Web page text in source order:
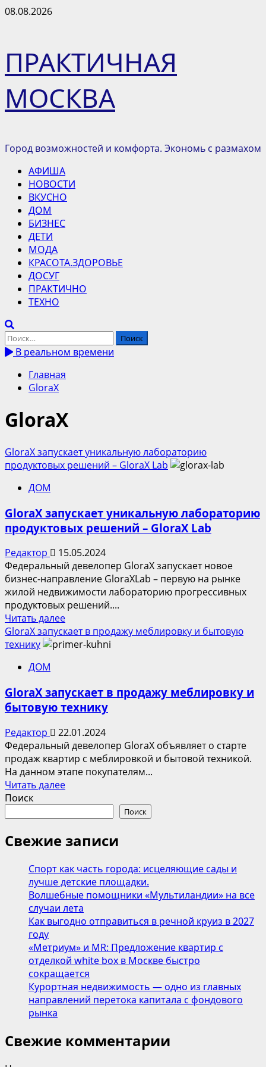
Перейти
08.08.2026
ПРАКТИЧНАЯ
МОСКВА
Город возможностей и комфорта. Экономь с размахом
Основное
меню
АФИША
НОВОСТИ
ВКУСНО
ДОМ
БИЗНЕС
ДЕТИ
МОДА
КРАСОТА.ЗДОРОВЬЕ
ДОСУГ
ПРАКТИЧНО
ТЕХНО
Найти:
В реальном времени
Главная
GloraX
GloraX
GloraX запускает уникальную лабораторию
продуктовых решений – GloraX Lab
ДОМ
GloraX запускает уникальную лабораторию
продуктовых решений – GloraX Lab
Редактор
15.05.2024
Федеральный девелопер GloraX запускает новое
бизнес-направление GloraXLab – первую на рынке
жилой недвижимости лабораторию прогрессивных
продуктовых решений....
Читать далееПрочитать
больше
о
лабораторию
продуктовых
–
GloraX
Lab
GloraX запускает в продажу меблировку и бытовую
технику
ДОМ
GloraX запускает в продажу меблировку и
бытовую технику
Редактор
22.01.2024
Федеральный девелопер GloraX объявляет о старте
продаж квартир с меблировкой и бытовой техникой.
На данном этапе покупателям...
Читать далееПрочитать
запускает
в
меблировку
и
бытовую
технику
Поиск
Поиск
Свежие записи
Спорт как часть города: исцеляющие сады и
лучше детские площадки.
Волшебные помощники «Мультиландии» на все
случаи лета
Как выгодно отправиться в речной круиз в 2027
году
«Метриум» и MR: Предложение квартир с
отделкой white box в Москве быстро
сокращается
Курортная недвижимость — одно из главных
направлений перетока капитала с фондового
рынка
Свежие комментарии